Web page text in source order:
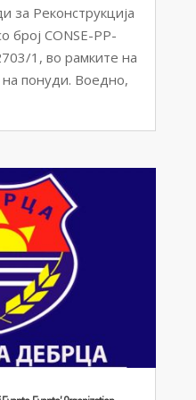
за Реконструкција
број CONSE-PP-
1, во рамките на
понуди. Воедно,